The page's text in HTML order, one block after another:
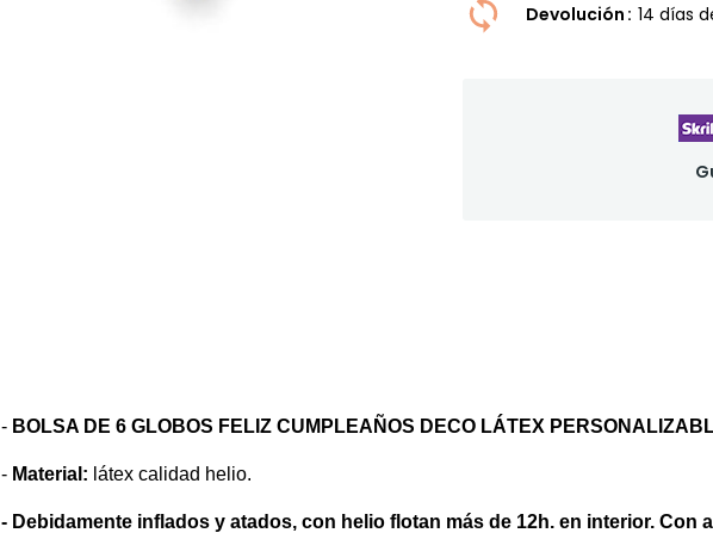
Devolución 14 dí­as
- BOLSA DE 6 GLOBOS FELIZ CUMPLEAÑOS DECO LÁTEX
- Material: látex calidad helio.
- Debidamente inflados y atados, con helio flotan más de 12h. en interior. Con